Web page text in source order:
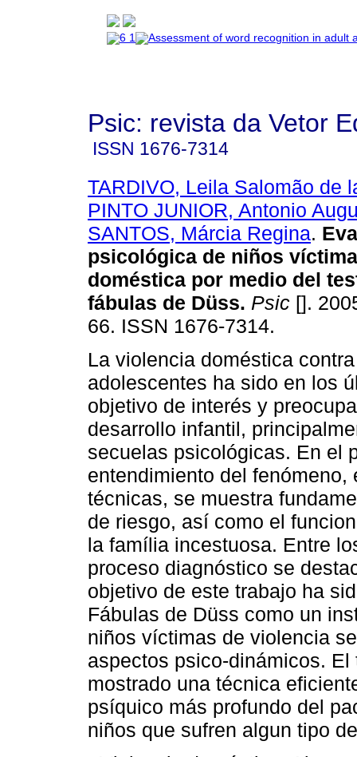
Psic: revista da Vetor
ISSN 1676-7314
TARDIVO, Leila Salomão de
PINTO JUNIOR, Antonio
SANTOS, Márcia Regina.
psicológica de niños
doméstica por medio del
fábulas de Düss. Psic [].
66. ISSN 1676-7314.
La violencia doméstica
adolescentes ha sido en los
objetivo de interés y
desarrollo infantil,
secuelas psicológicas. En el
entendimiento del
técnicas, se muestra
de riesgo, así como el
la família incestuosa. Entre
proceso diagnóstico se
objetivo de este trabajo ha
Fábulas de Düss como un
niños víctimas de violencia
aspectos psico-dinámicos.
mostrado una técnica
psíquico más profundo del
niños que sufren algun tipo